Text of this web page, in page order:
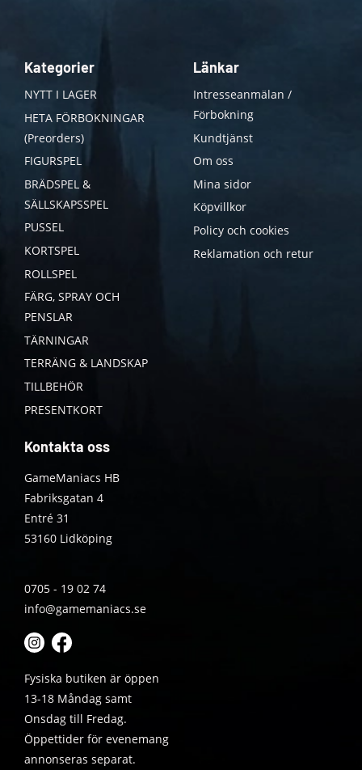
Kategorier
NYTT I LAGER
HETA FÖRBOKNINGAR
(Preorders)
FIGURSPEL
BRÄDSPEL &
SÄLLSKAPSSPEL
PUSSEL
KORTSPEL
ROLLSPEL
FÄRG, SPRAY OCH
PENSLAR
TÄRNINGAR
TERRÄNG & LANDSKAP
TILLBEHÖR
PRESENTKORT
Länkar
Intresseanmälan /
Förbokning
Kundtjänst
Om oss
Mina sidor
Köpvillkor
Policy och cookies
Reklamation och retur
Kontakta oss
GameManiacs HB
Fabriksgatan 4
Entré 31
53160 Lidköping
0705 - 19 02 74
info@gamemaniacs.se
Fysiska butiken är öppen
13-18 Måndag samt
Onsdag till Fredag.
Öppettider för evenemang
annonseras separat.